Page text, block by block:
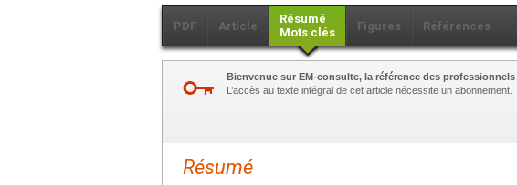
PDF Article
Résumé
Mots clés
Figures Références
Bienvenue sur EM-consulte, la référence des professionnels
L’accès au texte intégral de cet article nécessite un abonnement.
Résumé